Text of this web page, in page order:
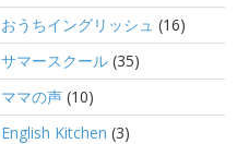
おうちイングリッシュ (16)
サマースクール(35)
ママの声(10)
English Kitchen (3)